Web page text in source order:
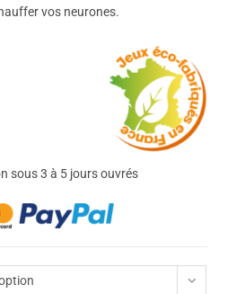
vos neurones.
sous 3 à 5 jours ouvrés